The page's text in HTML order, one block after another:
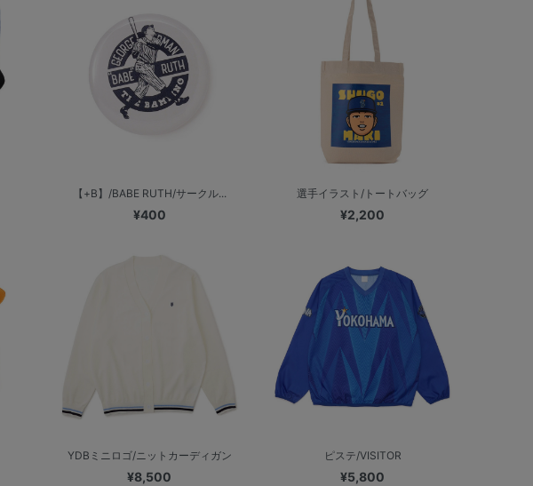
【+B】/BABE RUTH/サークル...
¥400
選手イラスト/トートバッグ
¥2,200
YDBミニロゴ/ニットカーディガン
¥8,500
ピステ/VISITOR
¥5,800